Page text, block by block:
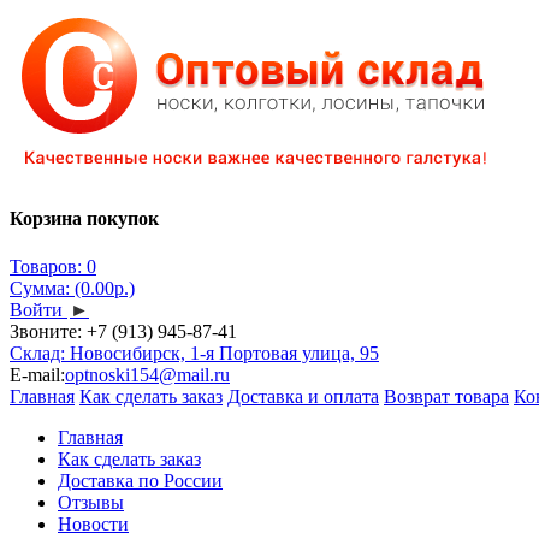
Корзина покупок
Товаров: 0
Сумма: (0.00р.)
Войти ►
Звоните: +7 (913) 945-87-41
Склад: Новосибирск, 1-я Портовая улица, 95
E-mail:optnoski154@mail.ru
Главная Как сделать заказ Доставка и оплата Возврат товара
Главная
Как сделать заказ
Доставка по России
Отзывы
Новости